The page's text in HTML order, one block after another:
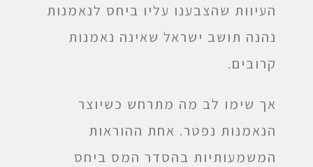
העיוות שהצבענו עליו ביחס לנאמנות
נהנה תושב ישראל שאינה נאמנות
קרובים.
אך שימו לב מה מתרחש כשיוצר
הנאמנות נפטר. אחת ההוראות
המשמעותיות בהסדר המס ביחס